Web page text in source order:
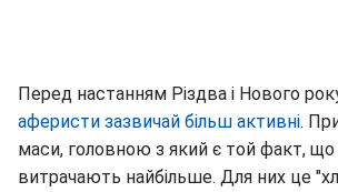
Перед настанням Різдва і Нового
аферисти зазвичай більш активні.
маси, головною з який є той факт,
витрачають найбільше. Для них це